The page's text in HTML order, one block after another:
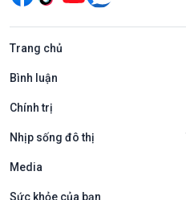
Trang chủ
Bình luận
Chính trị
Nhịp sống đô thị
Media
Sức khỏe của bạn